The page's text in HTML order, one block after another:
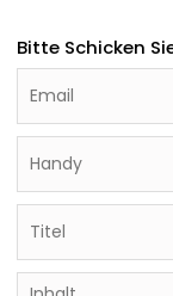
Bitte Schicken